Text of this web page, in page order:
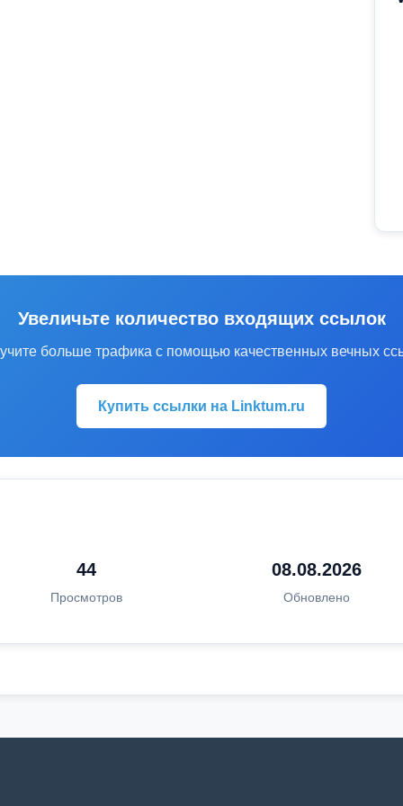
Увеличьте количество входящих ссылок
больше трафика с помощью качественных вечных
Купить ссылки на Linktum.ru
44
Просмотров
08.08.2026
Обновлено